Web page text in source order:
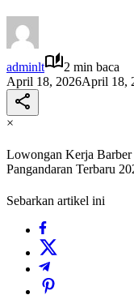
adminlt
2 min baca
April 18, 2026April 18,
×
Lowongan Kerja Barber
Pangandaran Terbaru
Sebarkan artikel ini